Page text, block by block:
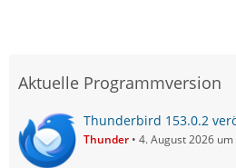
Aktuelle Programmversion
Thunderbird 153.0.2
Thunder 4. August 2026 um